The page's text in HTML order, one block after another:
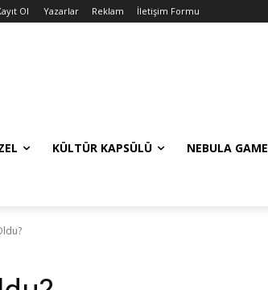
Ol Yazarlar Reklam İletişim Formu
KÜLTÜR KAPSÜLÜ NEBULA GAME